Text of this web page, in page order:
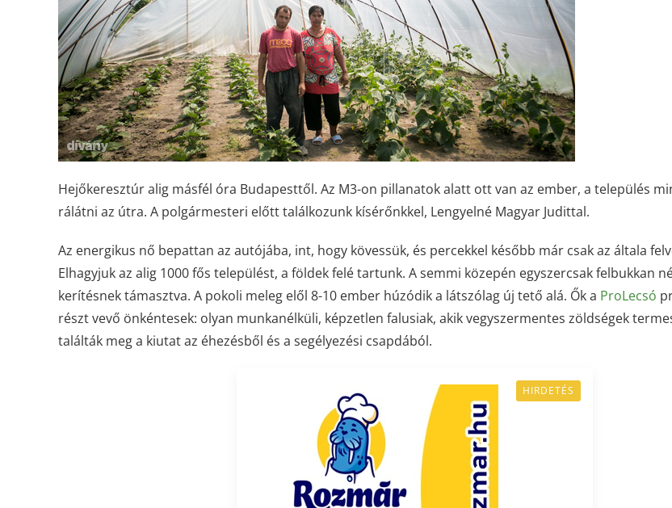
Hejőkeresztúr alig másfél óra Budapesttől. Az M3-on pillanatok alatt ott van az ember, a település
rálátni az útra. A polgármesteri előtt találkozunk kísérőnkkel, Lengyelné Magyar Judittal.
Az energikus nő bepattan az autójába, int, hogy kövessük, és percekkel később már csak az általa
Elhagyjuk az alig 1000 fős települést, a földek felé tartunk. A semmi közepén egyszercsak felbukkan
kerítésnek támasztva. A pokoli meleg elől 8-10 ember húzódik a látszólag új tető alá. Ők a ProLecsó
részt vevő önkéntesek: olyan munkanélküli, képzetlen falusiak, akik vegyszermentes zöldségek
találták meg a kiutat az éhezésből és a segélyezési csapdából.
HIRDETÉS